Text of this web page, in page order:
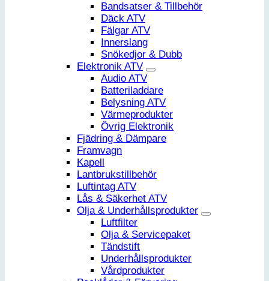
Bandsatser & Tillbehör
Däck ATV
Fälgar ATV
Innerslang
Snökedjor & Dubb
Elektronik ATV
Audio ATV
Batteriladdare
Belysning ATV
Värmeprodukter
Övrig Elektronik
Fjädring & Dämpare
Framvagn
Kapell
Lantbrukstillbehör
Luftintag ATV
Lås & Säkerhet ATV
Olja & Underhållsprodukter
Luftfilter
Olja & Servicepaket
Tändstift
Underhållsprodukter
Vårdprodukter